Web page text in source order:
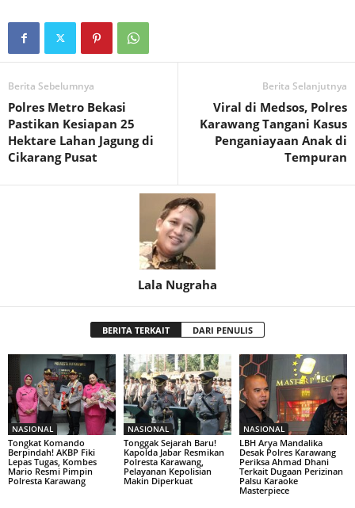
Berita Sebelumnya
Polres Metro Bekasi
Pastikan Kesiapan 25
Hektare Lahan Jagung di
Cikarang Pusat‎
Berita Selanjutnya
Viral di Medsos, Polres
Karawang Tangani Kasus
Penganiayaan Anak di
Tempuran
Lala Nugraha
BERITA TERKAIT DARI PENULIS
NASIONAL
Tongkat Komando
Berpindah! AKBP Fiki
Lepas Tugas, Kombes
Mario Resmi Pimpin
Polresta Karawang
NASIONAL
Tonggak Sejarah Baru!
Kapolda Jabar Resmikan
Polresta Karawang,
Pelayanan Kepolisian
Makin Diperkuat
NASIONAL
LBH Arya Mandalika
Desak Polres Karawang
Periksa Ahmad Dhani
Terkait Dugaan Perizinan
Palsu Karaoke
Masterpiece